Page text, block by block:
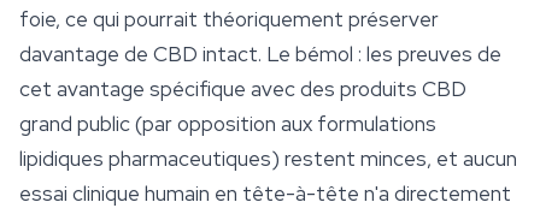
foie, ce qui pourrait théoriquement préserver
davantage de CBD intact. Le bémol : les preuves de
cet avantage spécifique avec des produits CBD
grand public (par opposition aux formulations
lipidiques pharmaceutiques) restent minces, et aucun
essai clinique humain en tête-à-tête n'a directement